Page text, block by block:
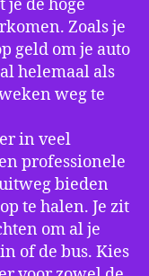
de hoge
Zoals je
geld om je auto
helemaal als
weg te
in veel
professionele
bieden
te halen. Je zit
om al je
of de bus. Kies